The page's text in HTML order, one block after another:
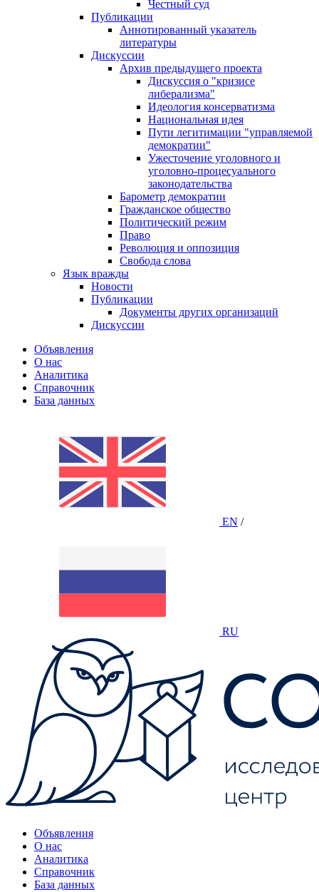
Честный суд
Публикации
Аннотированный указатель
литературы
Дискуссии
Архив предыдущего проекта
Дискуссия о "кризисе
либерализма"
Идеология консерватизма
Национальная идея
Пути легитимации "управляемой
демократии"
Ужесточение уголовного и
уголовно-процесуального
законодательства
Барометр демократии
Гражданское общество
Политический режим
Право
Революция и оппозиция
Свобода слова
Язык вражды
Новости
Публикации
Документы других организаций
Дискуссии
Объявления
О нас
Аналитика
Справочник
База данных
EN /
RU
Объявления
О нас
Аналитика
Справочник
База данных